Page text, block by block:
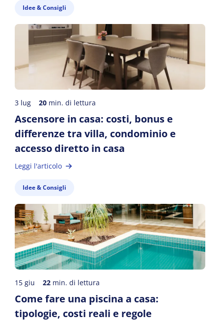
Idee & Consigli
3 lug 20 min. di lettura
Ascensore in casa: costi, bonus e
differenze tra villa, condominio e
accesso diretto in casa
Leggi l'articolo
Idee & Consigli
15 giu 22 min. di lettura
Come fare una piscina a casa:
tipologie, costi reali e regole